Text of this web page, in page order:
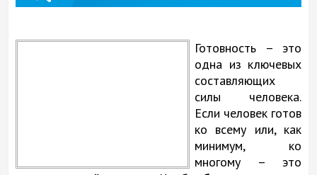
Готовность – это
одна из ключевых
составляющих
силы человека.
Если человек готов
ко всему или, как
минимум, ко
многому – это